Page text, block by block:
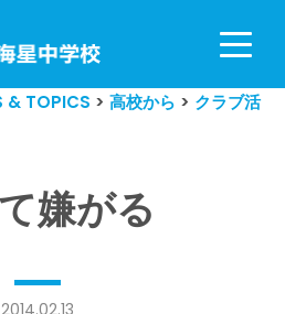
& TOPICS > 高校から > クラブ活
嫌がる
2014.02.13